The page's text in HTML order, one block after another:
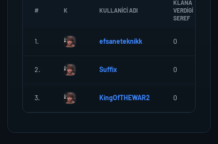
# K KULLANICI ADI
KLANA
VERDIGI
SEREF
1. efsaneteknikk 0
2. Suffix 0
3. KingOfTHEWAR2 0